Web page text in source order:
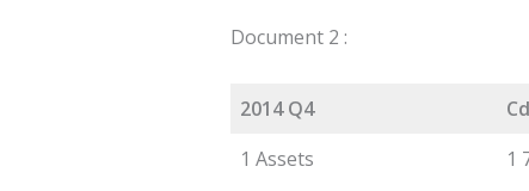
Document 2 :
2014 Q4
1 Assets
1